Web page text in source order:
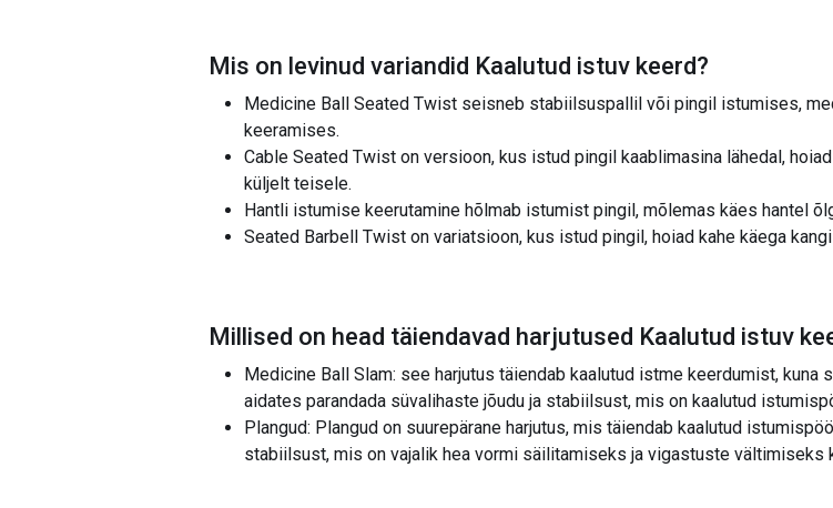
Mis on levinud variandid Kaalutud istuv keerd?
Medicine Ball Seated Twist seisneb stabiilsuspallil või pingil istumises,
keeramises.
Cable Seated Twist on versioon, kus istud pingil kaablimasina lähedal,
küljelt teisele.
Hantli istumise keerutamine hõlmab istumist pingil, mõlemas käes hantel
Seated Barbell Twist on variatsioon, kus istud pingil, hoiad kahe käega
Millised on head täiendavad harjutused Kaalutud istuv
Medicine Ball Slam: see harjutus täiendab kaalutud istme keerdumist,
aidates parandada süvalihaste jõudu ja stabiilsust, mis on kaalutud
Plangud: Plangud on suurepärane harjutus, mis täiendab kaalutud
stabiilsust, mis on vajalik hea vormi säilitamiseks ja vigastuste vältimiseks